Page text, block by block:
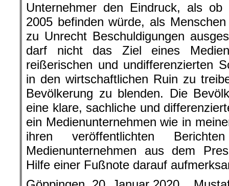
Unternehmer den Eindruck, als
2005 befinden würde, als
zu Unrecht Beschuldigungen
darf nicht das Ziel eines
reißerischen und undifferenzierten
in den wirtschaftlichen Ruin zu
Bevölkerung zu blenden. Die
eine klare, sachliche und
ein Medienunternehmen wie in
ihren veröffentlichten
Medienunternehmen aus dem
Hilfe einer Fußnote darauf